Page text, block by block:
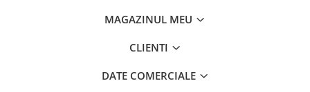
MAGAZINUL MEU
CLIENTI
DATE COMERCIALE